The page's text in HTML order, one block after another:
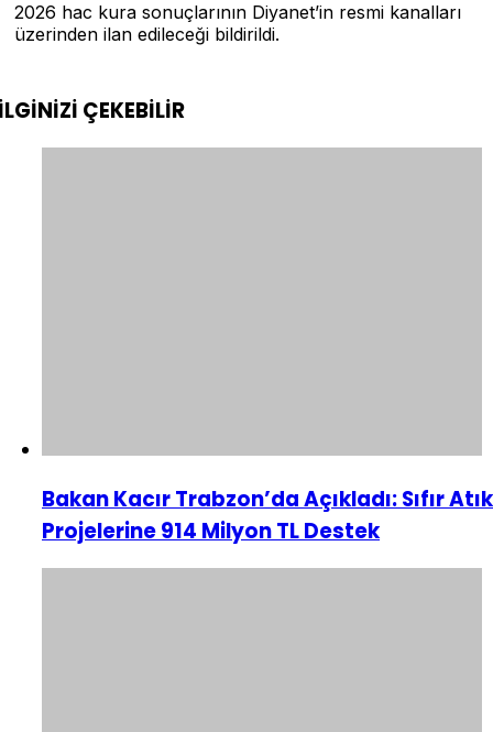
2026 hac kura sonuçlarının Diyanet’in resmi kanalları
üzerinden ilan edileceği bildirildi.
ÇEKEBİLİR
Bakan Kacır Trabzon’da Açıkladı: Sıfır Atık
Projelerine 914 Milyon TL Destek